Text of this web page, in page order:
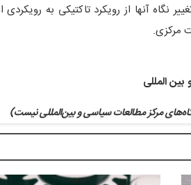
آنها از رویکرد تاکتیکی به رویکردی
مرکزی.
المللی
مرکز مطالعات سیاسی و بین‌المللی نیست)